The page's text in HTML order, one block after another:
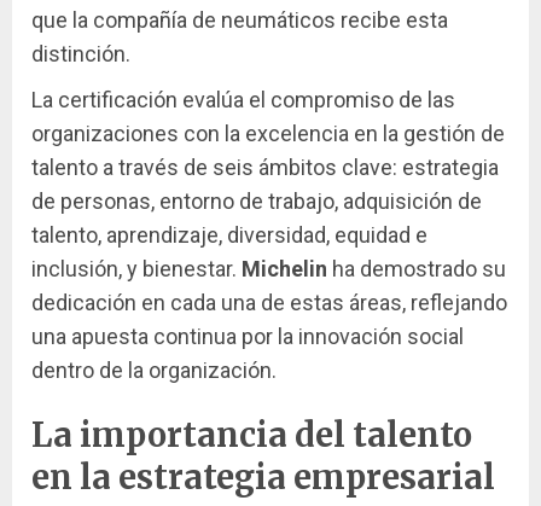
que la compañía de neumáticos recibe esta
distinción.
La certificación evalúa el compromiso de las
organizaciones con la excelencia en la gestión de
talento a través de seis ámbitos clave: estrategia
de personas, entorno de trabajo, adquisición de
talento, aprendizaje, diversidad, equidad e
inclusión, y bienestar. Michelin ha demostrado su
dedicación en cada una de estas áreas, reflejando
una apuesta continua por la innovación social
dentro de la organización.
La importancia del talento
en la estrategia empresarial